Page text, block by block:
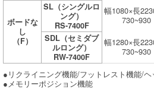
ボードな
し
（F）
SL（シングルロ
ング）
RS-7400F
幅1080×長
730~930
SDL（セミダブ
ルロング）
RW-7400F
幅1280×長
730~930
●リクライニング機能/フットレスト機能/
●メモリーポジション機能